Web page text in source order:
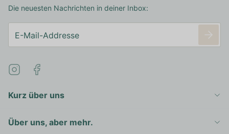
Kurz über uns
Über uns, aber mehr.
Die neuesten Nachrichten in deiner Inbox: